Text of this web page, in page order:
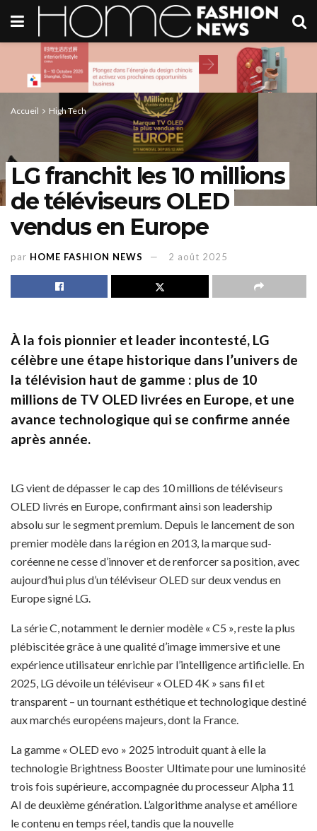
Accueil High Tech
LG franchit les 10 millions
de téléviseurs OLED
vendus en Europe
par HOME FASHION NEWS 2 août 2025
À la fois pionnier et leader incontesté, LG
célèbre une étape historique dans l’univers de
la télévision haut de gamme : plus de 10
millions de TV OLED livrées en Europe, et une
avance technologique qui se confirme année
après année.
LG vient de dépasser le cap des 10 millions de téléviseurs
OLED livrés en Europe, confirmant ainsi son leadership
absolu sur le segment premium. Depuis le lancement de son
premier modèle dans la région en 2013, la marque sud-
coréenne ne cesse d’innover et de renforcer sa position, avec
aujourd’hui plus d’un téléviseur OLED sur deux vendus en
Europe signé LG.
La série C, notamment le dernier modèle « C5 », reste la plus
plébiscitée grâce à une qualité d’image immersive et une
expérience utilisateur enrichie par l’intelligence artificielle. En
2025, LG dévoile un téléviseur « OLED 4K » sans fil et
transparent – un tournant esthétique et technologique destiné
aux marchés européens majeurs, dont la France.
La gamme « OLED evo » 2025 introduit quant à elle la
technologie Brightness Booster Ultimate pour une luminosité
trois fois supérieure, accompagnée du processeur Alpha 11
AI de deuxième génération. L’algorithme analyse et améliore
le contenu en temps réel, tandis que la nouvelle